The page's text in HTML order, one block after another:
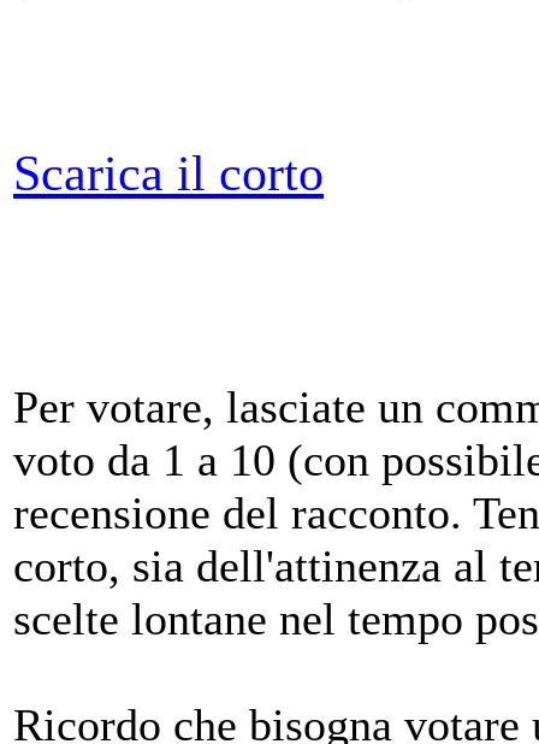
Scarica il corto
Per votare, lasciate un
voto da 1 a 10 (con
recensione del racconto.
corto, sia dell'attinenza al
scelte lontane nel tempo
Ricordo che bisogna